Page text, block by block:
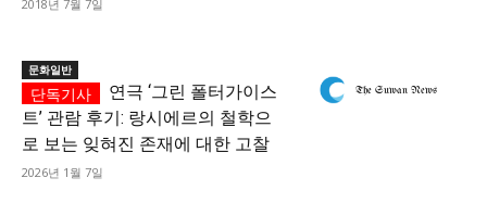
2018년 7월 7일
문화일반
연극 ‘그린 폴터가이스
트’ 관람 후기: 랑시에르의 철학으
로 보는 잊혀진 존재에 대한 고찰
2026년 1월 7일